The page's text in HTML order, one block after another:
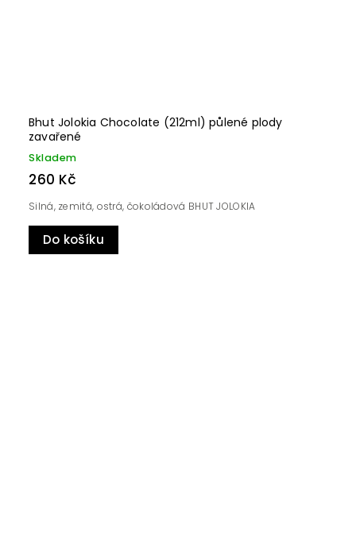
Bhut Jolokia Chocolate (212ml) půlené plody
zavařené
Skladem
260 Kč
Do košíku
Silná, zemitá, ostrá, čokoládová BHUT JOLOKIA